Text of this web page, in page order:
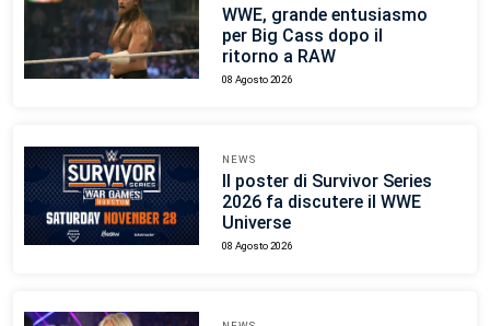
WWE, grande entusiasmo
per Big Cass dopo il
ritorno a RAW
08 Agosto 2026
NEWS
Il poster di Survivor Series
2026 fa discutere il WWE
Universe
08 Agosto 2026